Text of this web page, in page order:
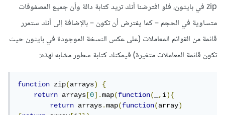
zip في بايثون، فلو افترضنا أنك تريد كتابة دالة وأن جميع المصفوفات
متساوية في الحجم – كما يفترض أن تكون – بالإضافة إلى أنك ستمرر
قائمة من القوائم المعاملات (على عكس النسخة الموجودة في بايثون حيث
تكون قائمة المعاملات متغيرة) فيمكنك كتابة سطور مشابه لهذه:
function zip(arrays)
{
return arrays [0].map(function( _,i){
return arrays.map(function(array)